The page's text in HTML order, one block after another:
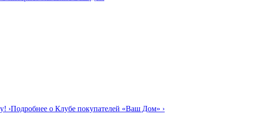
›Подробнее о Клубе покупателей «Ваш Дом» ›